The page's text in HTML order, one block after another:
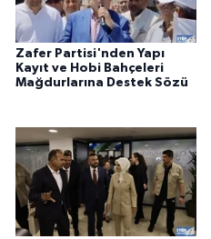
Zafer Partisi'nden Yapı
Kayıt ve Hobi Bahçeleri
Mağdurlarına Destek Sözü